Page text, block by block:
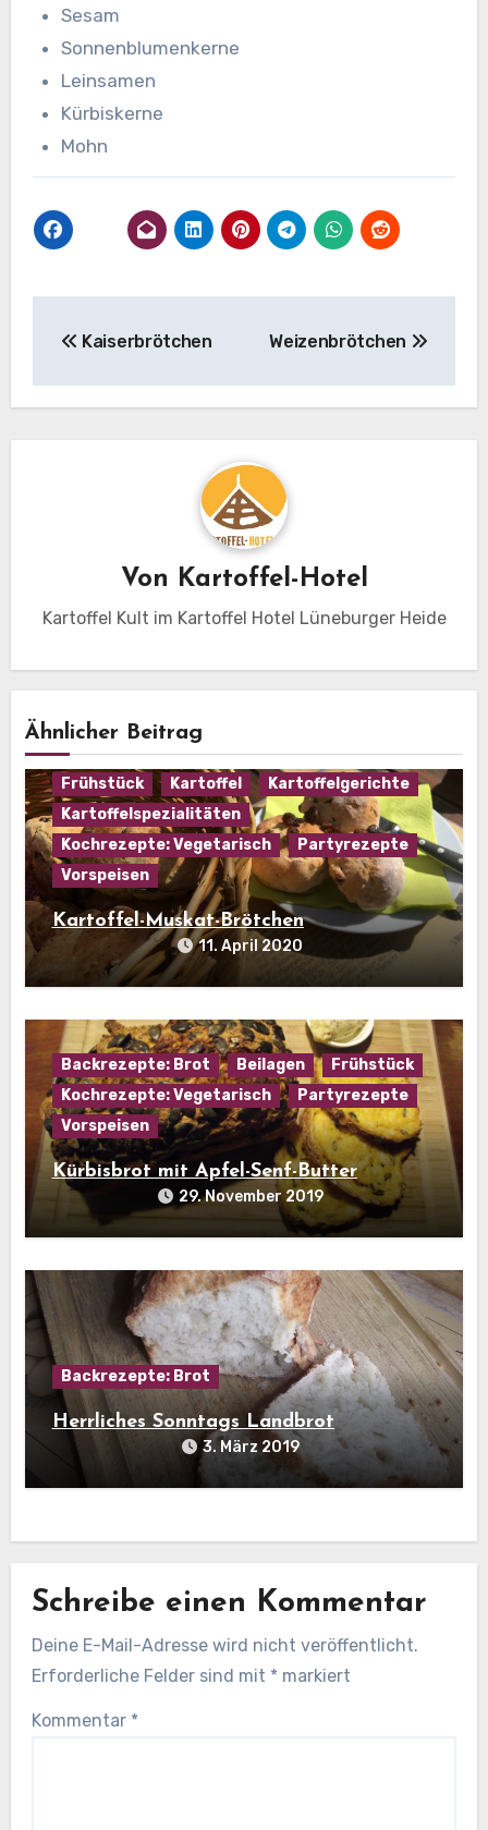
Sesam
Sonnenblumenkerne
Leinsamen
Kürbiskerne
Mohn
Kaiserbrötchen Weizenbrötchen
Von Kartoffel-Hotel
Kartoffel Kult im Kartoffel Hotel Lüneburger Heide
Ähnlicher Beitrag
Backrezepte:Brötchen
Beilagen
Frühstück
Kartoffel
Kartoffelgerichte
Kartoffelspezialitäten
Kochrezepte: Vegetarisch
Partyrezepte
Vorspeisen
Kartoffel-Muskat-Brötchen
11. April 2020
Backrezepte: Brot Beilagen
Frühstück
Kochrezepte: Vegetarisch
Partyrezepte
Vorspeisen
Kürbisbrot mit Apfel-Senf-Butter
29. November 2019
Backrezepte: Brot
Herrliches Sonntags Landbrot
3. März 2019
Schreibe einen Kommentar
Deine E-Mail-Adresse wird nicht veröffentlicht.
Erforderliche Felder sind mit * markiert
Kommentar *